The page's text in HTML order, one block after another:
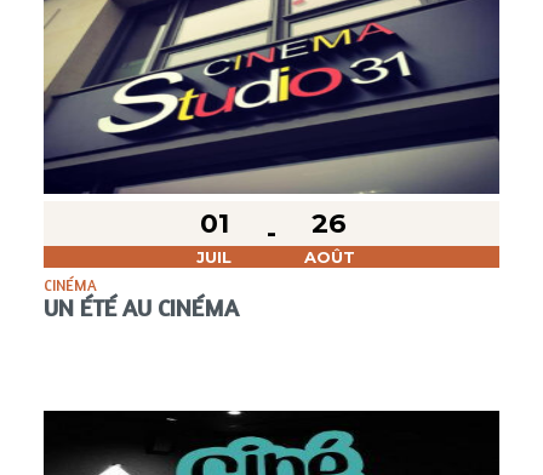
01
JUIL
26
AOÛT
CINÉMA
UN ÉTÉ AU CINÉMA